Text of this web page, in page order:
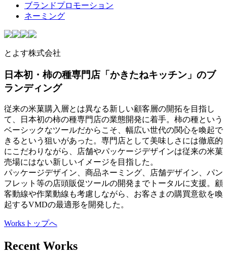
ブランドプロモーション
ネーミング
とよす株式会社
日本初・柿の種専門店「かきたねキッチン」のブ
ランディング
従来の米菓購入層とは異なる新しい顧客層の開拓を目指し
て、日本初の柿の種専門店の業態開発に着手。柿の種という
ベーシックなツールだからこそ、幅広い世代の関心を喚起で
きるという狙いがあった。専門店として美味しさには徹底的
にこだわりながら、店舗やパッケージデザインは従来の米菓
売場にはない新しいイメージを目指した。
パッケージデザイン、商品ネーミング、店舗デザイン、パン
フレット等の店頭販促ツールの開発までトータルに支援。顧
客動線や作業動線も考慮しながら、お客さまの購買意欲を喚
起するVMDの最適形を開発した。
Worksトップへ
Recent Works